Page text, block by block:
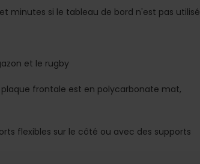
minutes si le tableau de bord n'est pas utilisé
et le rugby
plaque frontale est en polycarbonate mat,
flexibles sur le côté ou avec des supports